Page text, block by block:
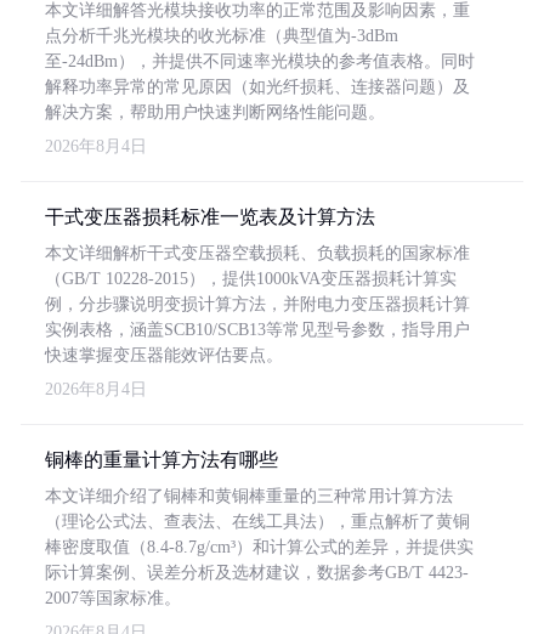
本文详细解答光模块接收功率的正常范围及影响因素，重
点分析千兆光模块的收光标准（典型值为-3dBm
至-24dBm），并提供不同速率光模块的参考值表格。同时
解释功率异常的常见原因（如光纤损耗、连接器问题）及
解决方案，帮助用户快速判断网络性能问题。
2026年8月4日
干式变压器损耗标准一览表及计算方法
本文详细解析干式变压器空载损耗、负载损耗的国家标准
（GB/T 10228-2015），提供1000kVA变压器损耗计算实
例，分步骤说明变损计算方法，并附电力变压器损耗计算
实例表格，涵盖SCB10/SCB13等常见型号参数，指导用户
快速掌握变压器能效评估要点。
2026年8月4日
铜棒的重量计算方法有哪些
本文详细介绍了铜棒和黄铜棒重量的三种常用计算方法
（理论公式法、查表法、在线工具法），重点解析了黄铜
棒密度取值（8.4-8.7g/cm³）和计算公式的差异，并提供实
际计算案例、误差分析及选材建议，数据参考GB/T 4423-
2007等国家标准。